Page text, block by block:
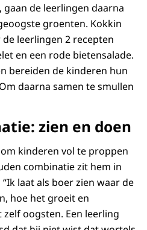
de leerlingen daarna
groenten. Kokkin
leerlingen 2 recepten
en een rode bietensalade.
bereiden de kinderen hun
daarna samen te smullen
zien en doen
kinderen vol te proppen
combinatie zit hem in
laat als boer zien waar de
hoe het groeit en
oogsten. Een leerling